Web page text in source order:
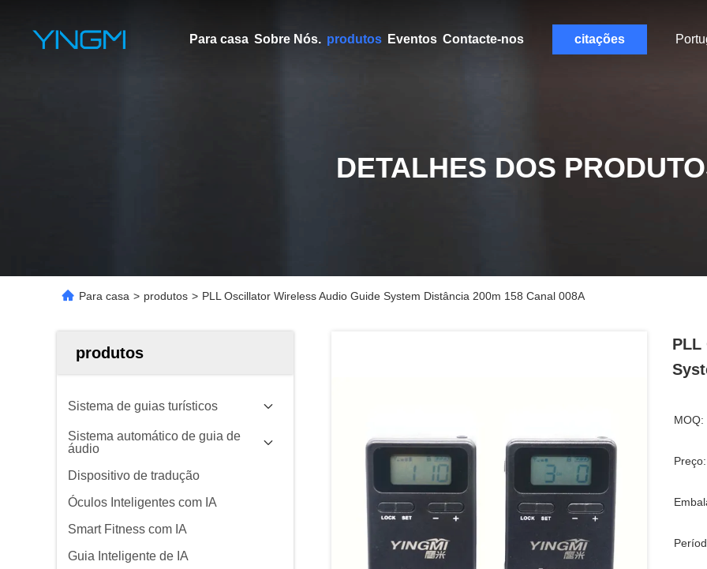
Para casa Sobre Nós. produtos Eventos Contacte-nos citações
DETALHES DOS
Para casa > produtos > PLL Oscillator Wireless Audio Guide System Distância 200m 158 Canal 008A
produtos
Sistema de guias turísticos
Sistema automático de guia de
áudio
Dispositivo de tradução
Óculos Inteligentes com IA
Smart Fitness com IA
Guia Inteligente de IA
PLL
MOQ:
Preço: